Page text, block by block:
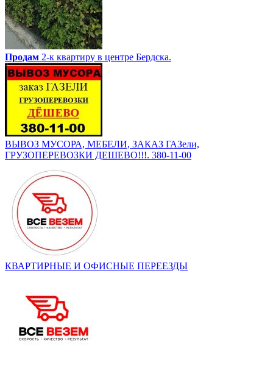
Продам 2-к квартиру в центре Бердска.
ВЫВОЗ МУСОРА, МЕБЕЛИ, ЗАКАЗ ГАЗели,
ГРУЗОПЕРЕВОЗКИ ДЕШЕВО!!!. 380-11-00
КВАРТИРНЫЕ И ОФИСНЫЕ ПЕРЕЕЗДЫ